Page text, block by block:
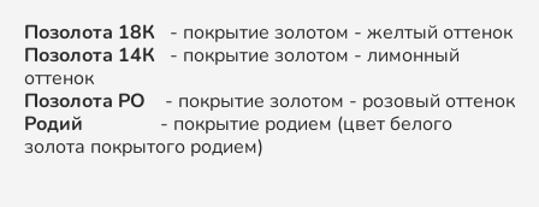
Позолота 18К - покрытие золотом - желтый оттенок
Позолота 14К - покрытие золотом - лимонный
оттенок
Позолота РО
- покрытие золотом - розовый оттенок
Родий - покрытие родием (цвет белого
золота покрытого родием)